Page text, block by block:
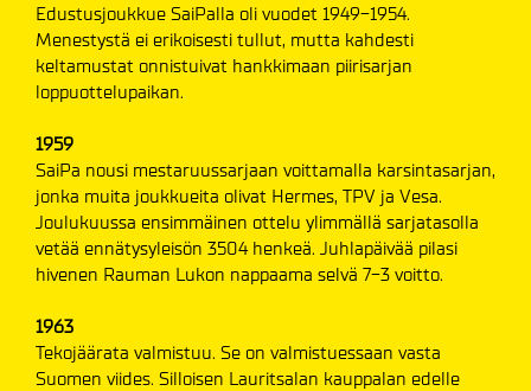
Edustusjoukkue SaiPalla oli vuodet 1949-1954.
Menestystä ei erikoisesti tullut, mutta kahdesti
keltamustat onnistuivat hankkimaan piirisarjan
loppuottelupaikan.
1959
SaiPa nousi mestaruussarjaan voittamalla karsintasarjan,
jonka muita joukkueita olivat Hermes, TPV ja Vesa.
Joulukuussa ensimmäinen ottelu ylimmällä sarjatasolla
vetää ennätysyleisön 3504 henkeä. Juhlapäivää pilasi
hivenen Rauman Lukon nappaama selvä 7-3 voitto.
1963
Tekojäärata valmistuu. Se on valmistuessaan vasta
Suomen viides. Silloisen Lauritsalan kauppalan edelle